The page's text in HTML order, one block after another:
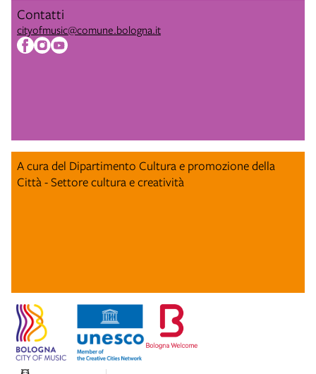
Contatti
cityofmusic@comune.bologna.it
A cura del Dipartimento Cultura e promozione della
Città - Settore cultura e creatività